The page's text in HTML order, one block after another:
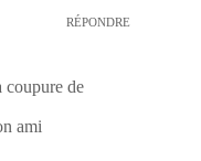
RÉPONDRE
coupure de
ami